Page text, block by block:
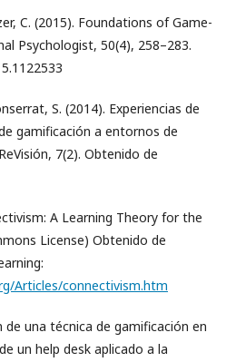
C. (2015). Foundations of Game-
Psychologist, 50(4), 258–283.
S. (2014). Experiencias de
gamificación a entornos de
7(2). Obtenido de
A Learning Theory for the
License) Obtenido de
Articles/connectivism.htm
de una técnica de gamificación en
un help desk aplicado a la